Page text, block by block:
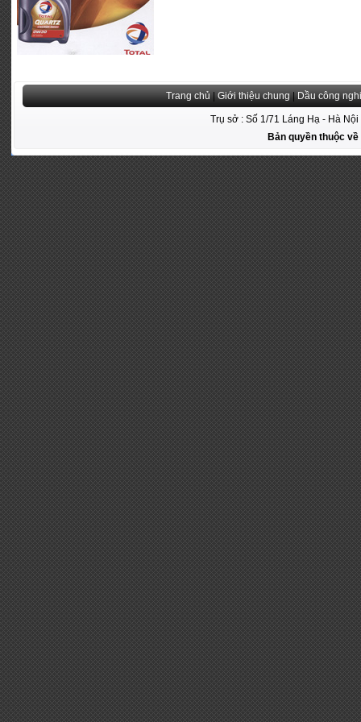
Trang chủ|Giới thiệu chung|Dầu công
Trụ sở : Số 1/71 Láng Hạ - Hà
Bản quyền thuộc